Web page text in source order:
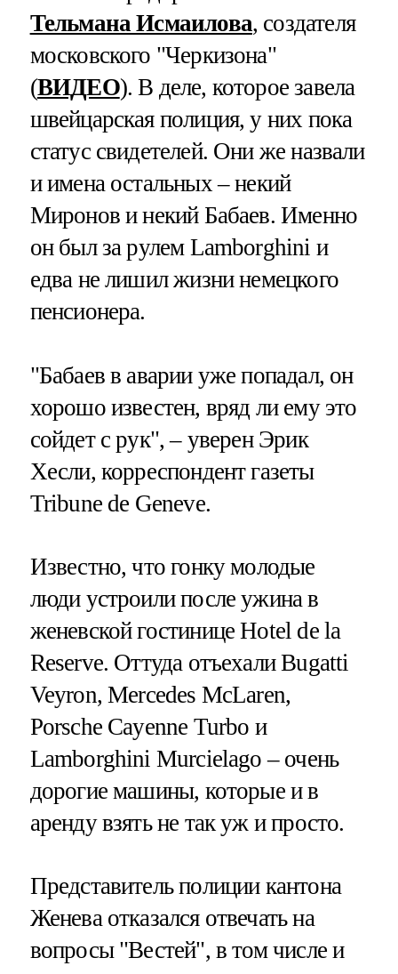
Тельмана Исмаилова, создателя
московского "Черкизона"
(ВИДЕО). В деле, которое завела
швейцарская полиция, у них пока
статус свидетелей. Они же назвали
и имена остальных – некий
Миронов и некий Бабаев. Именно
он был за рулем Lamborghini и
едва не лишил жизни немецкого
пенсионера.
"Бабаев в аварии уже попадал, он
хорошо известен, вряд ли ему это
сойдет с рук", – уверен Эрик
Хесли, корреспондент газеты
Tribune de Geneve.
Известно, что гонку молодые
люди устроили после ужина в
женевской гостинице Hotel de la
Reserve. Оттуда отъехали Bugatti
Veyron, Mercedes McLaren,
Porsche Cayenne Turbo и
Lamborghini Murcielago – очень
дорогие машины, которые и в
аренду взять не так уж и просто.
Представитель полиции кантона
Женева отказался отвечать на
вопросы "Вестей", в том числе и